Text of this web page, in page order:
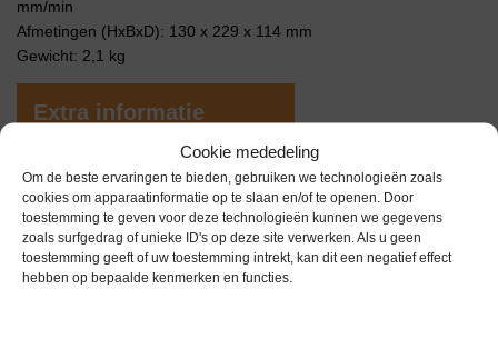
Cookie mededeling
Om de beste ervaringen te bieden, gebruiken we technologieën zoals
cookies om apparaatinformatie op te slaan en/of te openen. Door
toestemming te geven voor deze technologieën kunnen we gegevens
zoals surfgedrag of unieke ID's op deze site verwerken. Als u geen
toestemming geeft of uw toestemming intrekt, kan dit een negatief effect
hebben op bepaalde kenmerken en functies.
mm/min
Afmetingen (HxBxD): 130 x 229 x 114 mm
Gewicht: 2,1 kg
Extra informatie
Gewicht 0,0 kg